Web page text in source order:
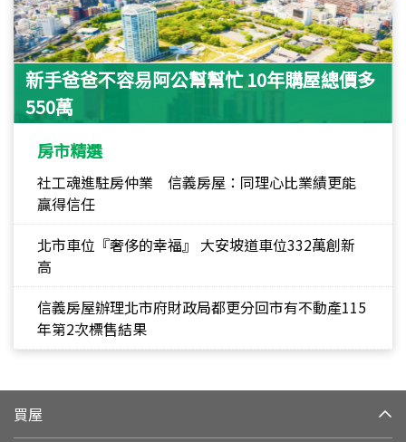
新手爸爸不容易阿公幫幫忙 10年購屋總價多
550萬
房市精選
社工魂進駐房仲業 信義房屋：同理心比業績更能
贏得信任
北市車位『奢侈的幸福』 大安坡道車位332萬創新
高
信義房屋辦理北市府財政局都更分回市有不動產115
年第2次標售結果
買屋